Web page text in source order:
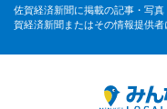
佐賀経済新聞に掲載の記事・写
賀経済新聞またはその情報提供者